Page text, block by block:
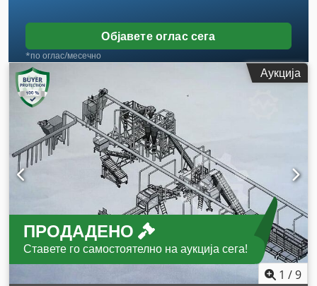
Објавете оглас сега
*по оглас/месечно
Аукција
ПРОДАДЕНО
Ставете го самостоятелно на аукција сега!
1 /9